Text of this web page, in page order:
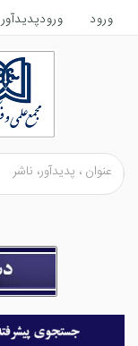
ورود ورودپدیدآور